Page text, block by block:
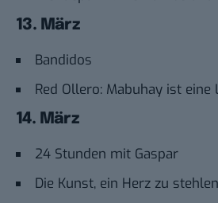
13. März
Bandidos
Red Ollero: Mabuhay ist eine
14. März
24 Stunden mit Gaspar
Die Kunst, ein Herz zu stehlen